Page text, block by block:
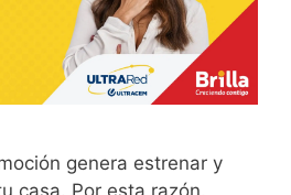
genera estrenar y
casa. Por esta razón,